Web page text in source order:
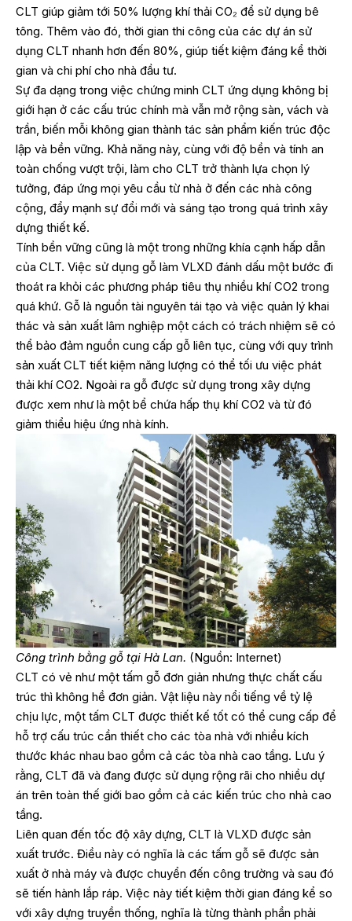
CLT giúp giảm tới 50% lượng khí thải CO₂ để sử dụng bê
tông. Thêm vào đó, thời gian thi công của các dự án sử
dụng CLT nhanh hơn đến 80%, giúp tiết kiệm đáng kể thời
gian và chi phí cho nhà đầu tư.
Sự đa dạng trong việc chứng minh CLT ứng dụng không bị
giới hạn ở các cấu trúc chính mà vẫn mở rộng sàn, vách và
trần, biến mỗi không gian thành tác sản phẩm kiến trúc độc
lập và bền vững. Khả năng này, cùng với độ bền và tính an
toàn chống vượt trội, làm cho CLT trở thành lựa chọn lý
tưởng, đáp ứng mọi yêu cầu từ nhà ở đến các nhà công
cộng, đẩy mạnh sự đổi mới và sáng tạo trong quá trình xây
dựng thiết kế.
Tính bền vững cũng là một trong những khía cạnh hấp dẫn
của CLT. Việc sử dụng gỗ làm VLXD đánh dấu một bước đi
thoát ra khỏi các phương pháp tiêu thụ nhiều khí CO2 trong
quá khứ. Gỗ là nguồn tài nguyên tái tạo và việc quản lý khai
thác và sản xuất lâm nghiệp một cách có trách nhiệm sẽ có
thể bảo đảm nguồn cung cấp gỗ liên tục, cùng với quy trình
sản xuất CLT tiết kiệm năng lượng có thể tối ưu việc phát
thải khí CO2. Ngoài ra gỗ được sử dụng trong xây dựng
được xem như là một bể chứa hấp thụ khí CO2 và từ đó
giảm thiểu hiệu ứng nhà kính.
Công trình bằng gỗ tại Hà Lan. (Nguồn: Internet)
CLT có vẻ như một tấm gỗ đơn giản nhưng thực chất cấu
trúc thì không hề đơn giản. Vật liệu này nổi tiếng về tỷ lệ
chịu lực, một tấm CLT được thiết kế tốt có thể cung cấp để
hỗ trợ cấu trúc cần thiết cho các tòa nhà với nhiều kích
thước khác nhau bao gồm cả các tòa nhà cao tầng. Lưu ý
rằng, CLT đã và đang được sử dụng rộng rãi cho nhiều dự
án trên toàn thế giới bao gồm cả các kiến trúc cho nhà cao
tầng.
Liên quan đến tốc độ xây dựng, CLT là VLXD được sản
xuất trước. Điều này có nghĩa là các tấm gỗ sẽ được sản
xuất ở nhà máy và được chuyển đến công trường và sau đó
sẽ tiến hành lắp ráp. Việc này tiết kiệm thời gian đáng kể so
với xây dựng truyền thống, nghĩa là từng thành phần phải